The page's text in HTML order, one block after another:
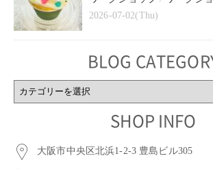
2026-07-02(Thu)
BLOG
BLOG
CATEGORY
SHOP INFO
大阪市中央区北浜1-2-3 豊島ビル305